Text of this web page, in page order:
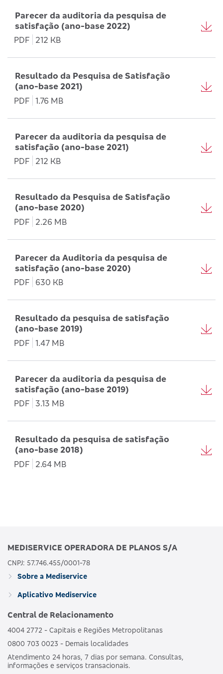
Parecer da auditoria da pesquisa de
satisfação (ano-base 2022)
PDF
212 KB
Resultado da Pesquisa de Satisfação
(ano-base 2021)
PDF 1.76 MB
Parecer da auditoria da pesquisa de
satisfação (ano-base 2021)
PDF
212 KB
Resultado da Pesquisa de Satisfação
(ano-base 2020)
PDF
2.26 MB
Parecer da Auditoria da pesquisa de
satisfação (ano-base 2020)
PDF
630 KB
Resultado da pesquisa de satisfação
(ano-base 2019)
PDF 1.47 MB
Parecer da auditoria da pesquisa de
satisfação (ano-base 2019)
PDF
3.13 MB
Resultado da pesquisa de satisfação
(ano-base 2018)
PDF
2.64 MB
MEDISERVICE OPERADORA DE PLANOS S/A
CNPJ: 57.746.455/0001-78
Sobre a Mediservice
Aplicativo Mediservice
Central de Relacionamento
4004 2772 - Capitais e Regiões Metropolitanas
0800 703 0023 - Demais localidades
Atendimento 24 horas, 7 dias por semana. Consultas,
informações e serviços transacionais.